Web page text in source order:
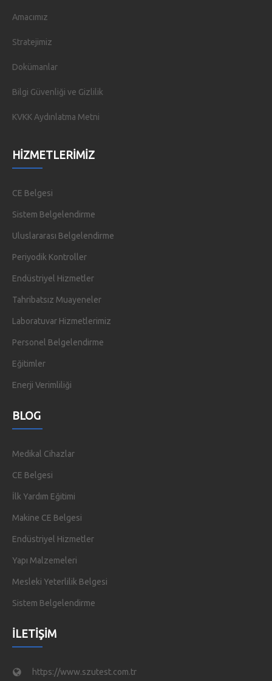
Amacımız
Stratejimiz
Dokümanlar
Bilgi Güvenliği ve Gizlilik
KVKK Aydınlatma Metni
HIZMETLERIMIZ
CE Belgesi
Sistem Belgelendirme
Uluslararası Belgelendirme
Periyodik Kontroller
Endüstriyel Hizmetler
Tahribatsız Muayeneler
Laboratuvar Hizmetlerimiz
Personel Belgelendirme
Eğitimler
Enerji Verimliliği
BLOG
Medikal Cihazlar
CE Belgesi
İlk Yardım Eğitimi
Makine CE Belgesi
Endüstriyel Hizmetler
Yapı Malzemeleri
Mesleki Yeterlilik Belgesi
Sistem Belgelendirme
İLETIŞIM
https://www.szutest.com.tr